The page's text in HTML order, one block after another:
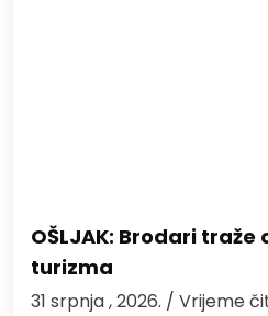
OŠLJAK: Brodari
turizma
31 srpnja , 2026. / Vrijeme